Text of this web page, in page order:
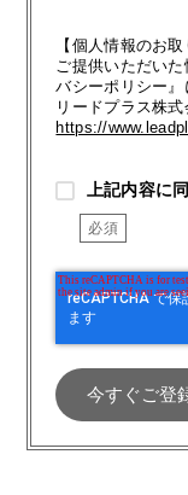
【個人情報のお
ご提供いただい
バシーポリシー』
リードプラス株式
https://
上記内容に